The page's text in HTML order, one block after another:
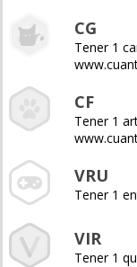
CG
Tener 1
CF
Tener 1
VRU
Tener 1
VIR
Tener 1